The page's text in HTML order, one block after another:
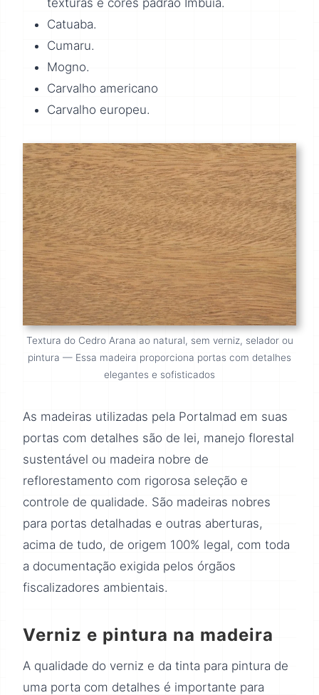
Catuaba.
Cumaru.
Mogno.
Carvalho americano
Carvalho europeu.
Textura do Cedro Arana ao natural, sem verniz, selador ou
pintura — Essa madeira proporciona portas com detalhes
elegantes e sofisticados
As madeiras utilizadas pela Portalmad em suas
portas com detalhes são de lei, manejo florestal
sustentável ou madeira nobre de
reflorestamento com rigorosa seleção e
controle de qualidade. São madeiras nobres
para portas detalhadas e outras aberturas,
acima de tudo, de origem 100% legal, com toda
a documentação exigida pelos órgãos
fiscalizadores ambientais.
Verniz e pintura na madeira
A qualidade do verniz e da tinta para pintura de
uma porta com detalhes é importante para